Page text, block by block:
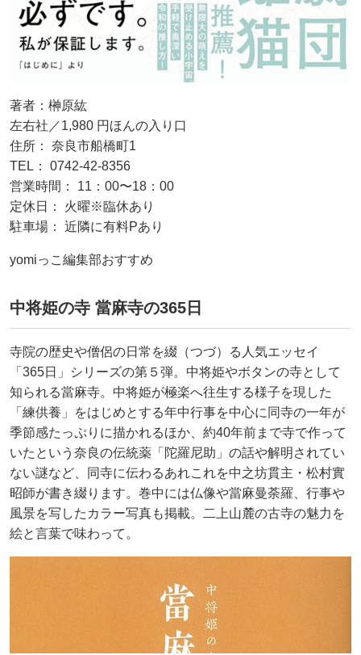
著者：榊原紘
左右社／1,980 円ほんの入り口
住所： 奈良市船橋町1
TEL： 0742-42-8356
営業時間： 11：00〜18：00
定休日： 火曜※臨休あり
駐車場： 近隣に有料Pあり
yomiっこ編集部おすすめ
中将姫の寺 當麻寺の365日
寺院の歴史や僧侶の日常を綴（つづ）る人気エッセイ
「365日」シリーズの第５弾。中将姫やボタンの寺として
知られる當麻寺。中将姫が極楽へ往生する様子を現した
「練供養」をはじめとする年中行事を中心に同寺の一年が
季節感たっぷりに描かれるほか、約40年前まで寺で作って
いたという奈良の伝統薬「陀羅尼助」の話や解明されてい
ない謎など、同寺に伝わるあれこれを中之坊貫主・松村實
昭師が書き綴ります。巻中には仏像や當麻曼荼羅、行事や
風景を写したカラー写真も掲載。二上山麓の古寺の魅力を
絵と言葉で味わって。